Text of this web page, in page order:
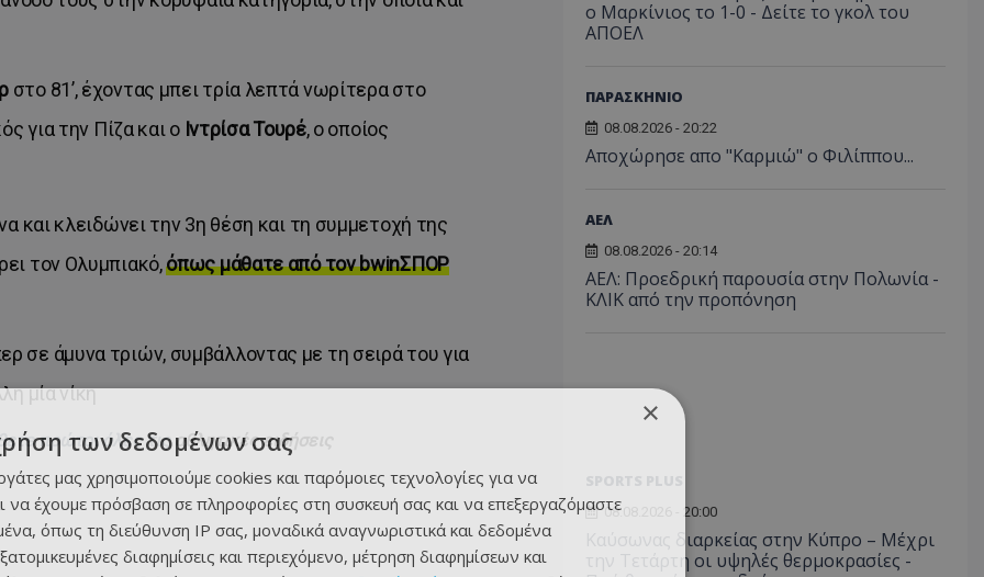
στο 81’, έχοντας μπει τρία λεπτά νωρίτερα στο
για την Πίζα και ο Ιντρίσα Τουρέ, ο οποίος
και κλειδώνει την 3η θέση και τη συμμετοχή της
τον Ολυμπιακό,όπως μάθατε από τον bwinΣΠΟΡ
σε άμυνα τριών, συμβάλλοντας με τη σειρά του για
μία νίκη
πρώτοι όλες τιςαθλητικές ειδήσεις
ο Μαρκίνιος το 1-0 - Δείτε το γκολ του
ΑΠΟΕΛ
ΠΑΡΑΣΚΗΝΙΟ
08.08.2026 - 20:22
Aποχώρησε απο "Καρμιώ" ο Φιλίππου...
ΑΕΛ
08.08.2026 - 20:14
ΑΕΛ: Προεδρική παρουσία στην Πολωνία -
ΚΛΙΚ από την προπόνηση
08.08.2026 - 20:00
Καύσωνας διαρκείας στην Κύπρο – Μέχρι
την Τετάρτη οι υψηλές θερμοκρασίες -
×
των δεδομένων σας
μας χρησιμοποιούμε cookies και παρόμοιες τεχνολογίες για να
να έχουμε πρόσβαση σε πληροφορίες στη συσκευή σας και να επεξεργαζόμαστε
όπως τη διεύθυνση IP σας, μοναδικά αναγνωριστικά και δεδομένα
διαφημίσεις και περιεχόμενο, μέτρηση διαφημίσεων και